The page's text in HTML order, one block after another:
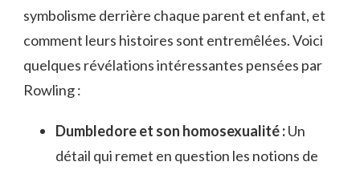
symbolisme derrière chaque parent et enfant, et
comment leurs histoires sont entremêlées. Voici
quelques révélations intéressantes pensées par
Rowling :
Dumbledore et son homosexualité :Un
détail qui remet en question les notions de